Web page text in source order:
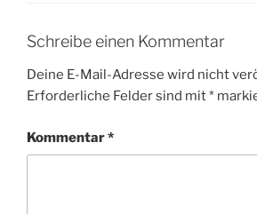
Schreibe einen Kommentar
Deine E-Mail-Adresse wird nicht
Erforderliche Felder sind mit*
Kommentar*